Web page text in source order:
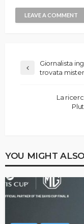
Giornalista
trovata
La
YOU MIGHT